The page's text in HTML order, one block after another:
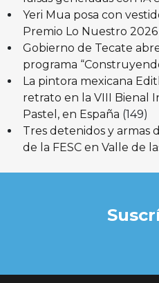
Yeri Mua posa con
Premio Lo Nuestro 2026
Gobierno de Tecate
programa
La pintora mexicana
retrato en la VIII Bienal
Pastel, en España (149)
Tres detenidos y armas
de la FESC en Valle de